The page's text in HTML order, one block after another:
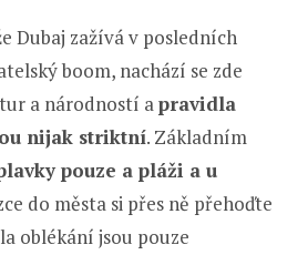
Dubaj zažívá v posledních
boom, nachází se zde
a národností apravidla
nijak striktní. Základním
pouze a pláži a u
do města si přes ně přehoďte
oblékání jsou pouze